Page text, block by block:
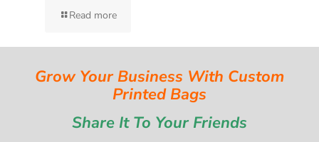
Read more
Grow Your Business With Custom
Printed Bags
Share It To Your Friends